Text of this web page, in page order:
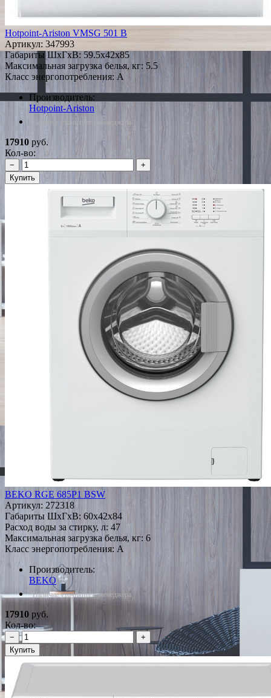
Hotpoint-Ariston VMSG 501 B
Артикул: 347993
Габариты ШxГxВ: 59.5x42x85
Максимальная загрузка белья, кг: 5.5
Класс энергопотребления: A
Производитель:
Hotpoint-Ariston
*Наличие уточняйте у менеджера
17910 руб.
Кол-во:
−
+
Купить
BEKO RGE 685P1 BSW
Артикул: 272318
Габариты ШxГxВ: 60x42x84
Расход воды за стирку, л: 47
Максимальная загрузка белья, кг: 6
Класс энергопотребления: A
Производитель:
BEKO
*Наличие уточняйте у менеджера
17910 руб.
Кол-во:
−
+
Купить